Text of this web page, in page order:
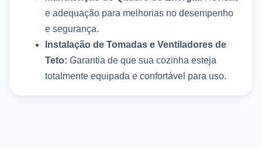
e adequação para melhorias no desempenho
e segurança.
Instalação de Tomadas e Ventiladores de
Teto: Garantia de que sua cozinha esteja
totalmente equipada e confortável para uso.